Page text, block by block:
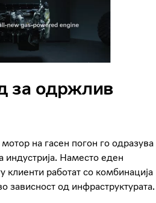
за одржлив
на гасен погон го одразува
индустрија. Наместо еден
клиенти работат со комбинација
зависност од инфраструктурата.